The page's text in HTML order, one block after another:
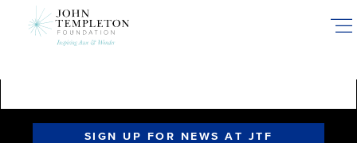
SIGN UP FOR NEWS AT JTF